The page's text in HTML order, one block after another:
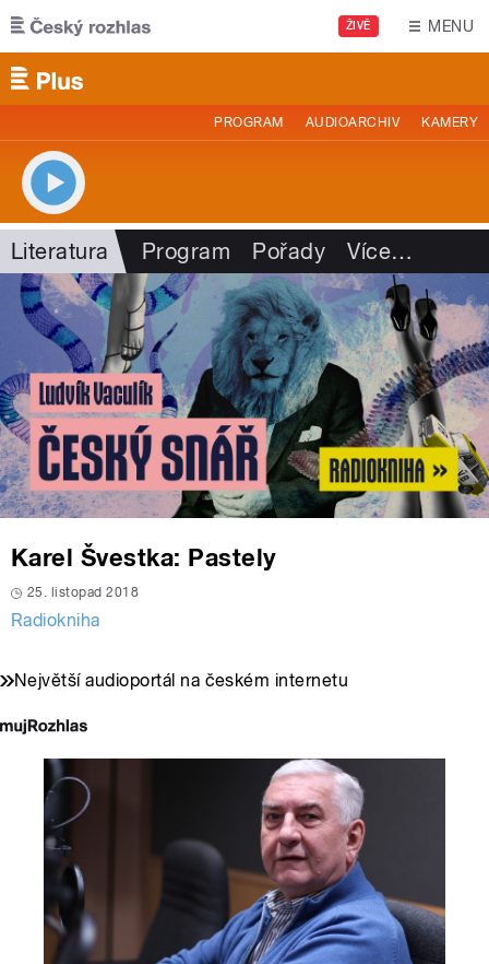
Přejít k hlavnímu obsahu
ŽIVĚ MENU
PROGRAM AUDIOARCHIV KAMERY
Literatura Program Pořady Více…
Karel Švestka: Pastely
25. listopad 2018
Radiokniha
Největší audioportál na českém internetu